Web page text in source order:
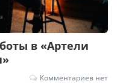
в «Артели
Комментариев нет